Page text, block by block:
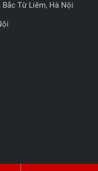
Bắc Từ Liêm, Hà Nội
TP Thủ Đức, TP HCM